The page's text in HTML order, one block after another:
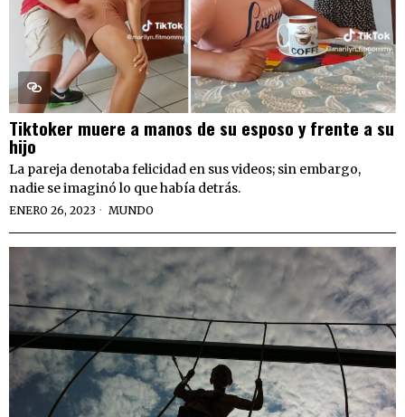
Tiktoker muere a manos de su esposo y frente a su
hijo
La pareja denotaba felicidad en sus videos; sin embargo,
nadie se imaginó lo que había detrás.
ENERO 26, 2023 MUNDO